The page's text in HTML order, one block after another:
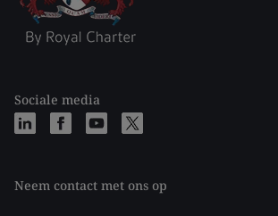
Sociale media
Neem contact met ons op